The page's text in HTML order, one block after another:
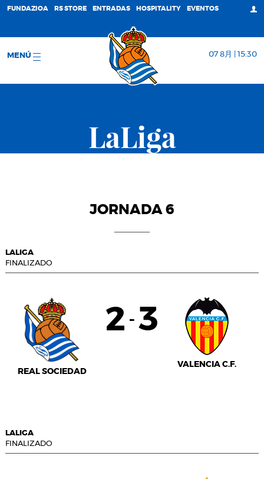
FUNDAZIOA RS STORE ENTRADAS HOSPITALITY EVENTOS
MENÚ 07 8月 | 15:30
LaLiga
JORNADA 6
LALIGA
FINALIZADO
REAL SOCIEDAD
2 - 3
VALENCIA C.F.
LALIGA
FINALIZADO